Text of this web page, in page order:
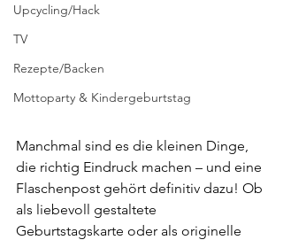
Upcycling/Hack
TV
Rezepte/Backen
Mottoparty & Kindergeburtstag
Manchmal sind es die kleinen Dinge,
die richtig Eindruck machen – und eine
Flaschenpost gehört definitiv dazu! Ob
als liebevoll gestaltete
Geburtstagskarte oder als originelle